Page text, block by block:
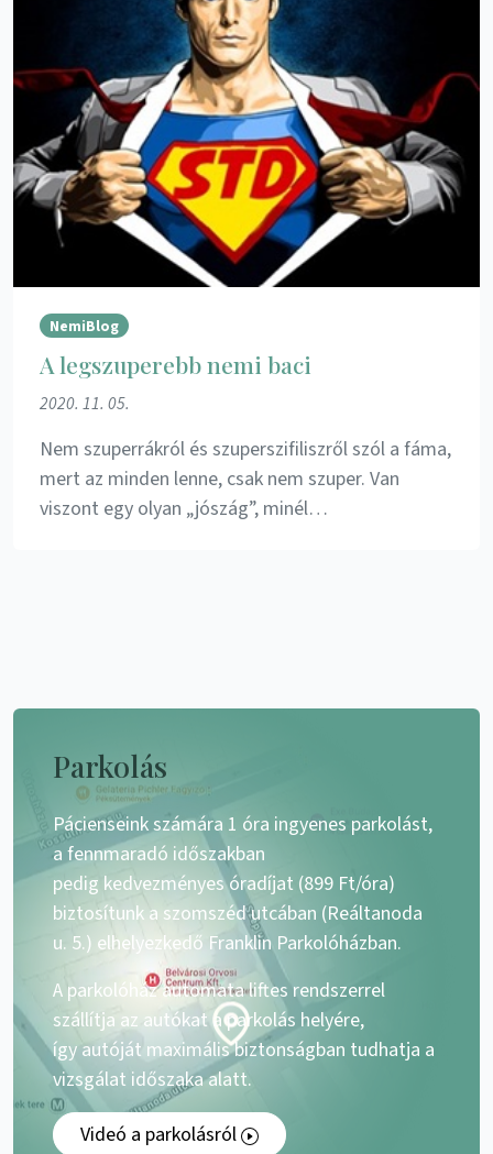
NemiBlog
A legszuperebb nemi baci
2020. 11. 05.
Nem szuperrákról és szuperszifiliszről szól a fáma,
mert az minden lenne, csak nem szuper. Van
viszont egy olyan „jószág”, minél…
Parkolás
Pácienseink számára 1 óra ingyenes parkolást,
a fennmaradó időszakban
pedig kedvezményes óradíjat (899 Ft/óra)
biztosítunk a szomszéd utcában (Reáltanoda
u. 5.) elhelyezkedő Franklin Parkolóházban.
A parkolóház automata liftes rendszerrel
szállítja az autókat a parkolás helyére,
így autóját maximális biztonságban tudhatja a
vizsgálat időszaka alatt.
Videó a parkolásról